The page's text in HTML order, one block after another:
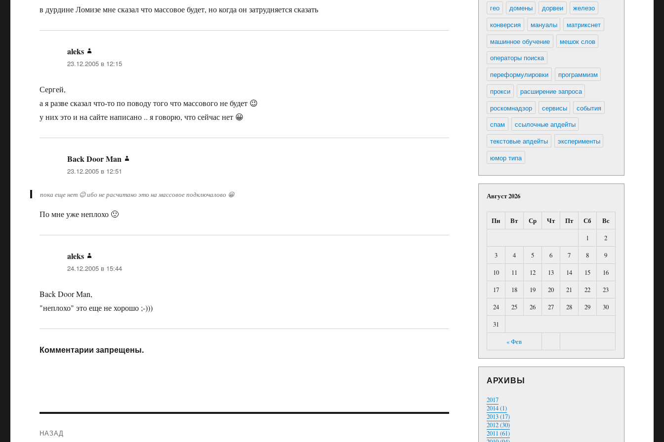
в дурдине Ломизе мне сказал что массовое будет, но когда он затрудняется сказать
aleks
23.12.2005 в 12:15
Сергей,
а я разве сказал что-то по поводу того что массового не будет 😉
у них это и на сайте написано .. я говорю, что сейчас нет 😀
Back Door Man
23.12.2005 в 12:51
пока еще нет 😉 ибо не расчитано это на массовое подключалово 😀
По мне уже неплохо 🙂
aleks
24.12.2005 в 15:44
Back Door Man,
"неплохо" это еще не хорошо ;-)))
Комментарии запрещены.
НАЗАД
гео
домены дорвеи
железо
конверсия
мануалы
матрикснет
машинное обучение
мешок слов
операторы поиска
переформулировки
программизм
прокси
расширение запроса
роскомнадзор
сервисы
события
спам
ссылочные апдейты
текстовые апдейты
эксперименты
юмор типа
Август 2026
Пн Вт Ср Чт Пт Сб Вс
« Фев
1
2
3
4 5 6 7 8
9
10
11 12 13 14 15
16
17
18 19 20 21 22
23
24
25 26 27 28 29
30
31
АРХИВЫ
2017
2014 (1)
2013 (17)
2012 (30)
2011 (61)